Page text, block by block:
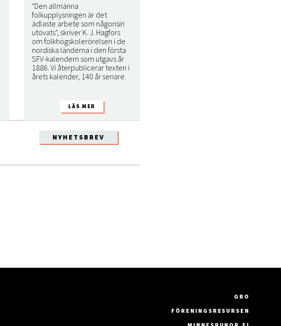
"Den allmänna
folkupplysningen är det
ädlaste arbete som någonsin
utövats", skriver K. J. Hagfors
om folkhögskolerörelsen i de
nordiska länderna i den första
SFV-kalendern som utgavs år
1886. Vi återpublicerar texten i
årets kalender, 140 år senare.
NYHETSBREV
GRO
FÖRENINGSRESURSEN